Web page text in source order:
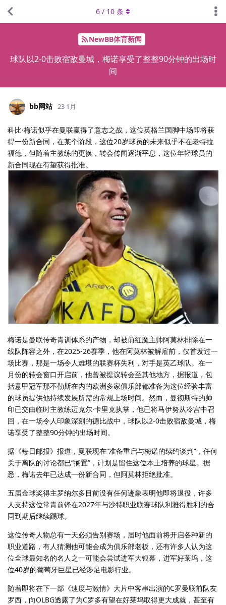
NewBB体育新闻
球队以2-0击败宿敌曼城，梅诺享受了整整90分钟的出场时
间
6 / 10 条
bb网站 23 1月
科比·梅诺似乎在曼联赢得了意志之战，这位英格兰国脚中场即将获
得一份新合同，在某个阶段，这位20岁球员的未来似乎不在老特拉
福德，但随着主教练的更换，转会传闻逐渐平息，这位年轻球员的
新合同现在有望获得批准。
梅诺是曼联传奇青训体系的产物，却被前红魔主帅阿莫林排除在一
线队阵容之外，在2025-26赛季，他在阿莫林被解雇前，仅首发过一
场比赛，那是一场令人难堪的联赛杯失利，对手是英乙球队。在一
月份的转会窗口开启前，他曾被提议转会至其他地方，据报道，包
括意甲冠军那不勒斯在内的欧洲多家俱乐部都准备为这位经验丰富
的球员提供他持续发展所需的常规上场时间。然而，曼彻斯特的帅
印已交由临时主教练迈克尔·卡里克执掌，他已将马伊努从冷宫中召
回，在一场令人印象深刻的德比战中，球队以2-0击败宿敌曼城，梅
诺享受了整整90分钟的出场时间。
据《每日邮报》报道，曼联现在“准备重启与梅诺的续约谈判”，任何
关于离队的讨论都已“搁置”，计划是留住这位本土培养的球星。据
悉，梅诺去年已达成一份新合同，但阿莫林拒绝批准。
五届金球奖得主罗纳尔多目前没有任何迹象表明他即将退役，许多
人支持这位常青前锋在2027年与沙特职业联赛球队利雅得胜利的合
同到期后继续踢球。
这位传奇人物总有一天必须告别赛场，届时他面前将开启各种新的
职业道路，有人猜测他可能会成为俱乐部老板，还有许多人认为这
位全球最知名的名人之一可能会尝试进军大银幕，进军好莱坞，这
位40岁的葡萄牙巨星已经涉足电影行业。
随着即将在下一部《速度与激情》大片中客串出演的C罗曼联前队友
罗西，向OLBG透露了为C罗多有望在好莱坞取得更大成就，甚至有